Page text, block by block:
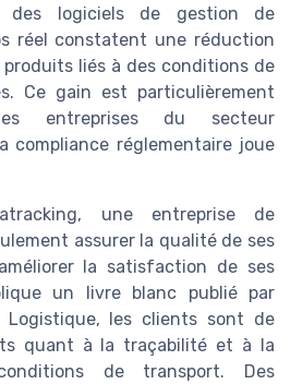
des logiciels de gestion de
réel constatent une réduction
produits liés à des conditions de
Ce gain est particulièrement
entreprises du secteur
compliance réglementaire joue
une entreprise de
assurer la qualité de ses
la satisfaction de ses
un livre blanc publié par
Logistique, les clients sont de
quant à la traçabilité et à la
de transport. Des